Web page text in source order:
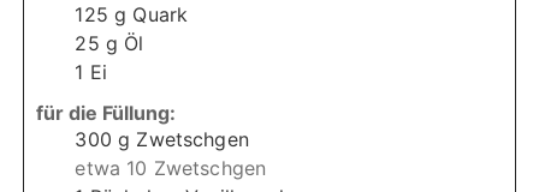
125 g Quark
25 g Öl
1 Ei
für die Füllung:
300 g Zwetschgen
etwa 10 Zwetschgen